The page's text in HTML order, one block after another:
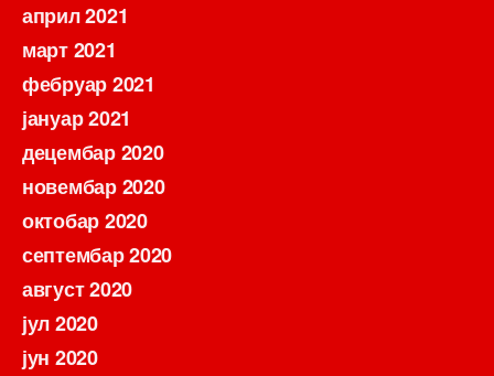
април 2021
март 2021
фебруар 2021
јануар 2021
децембар 2020
новембар 2020
октобар 2020
септембар 2020
август 2020
јул 2020
јун 2020